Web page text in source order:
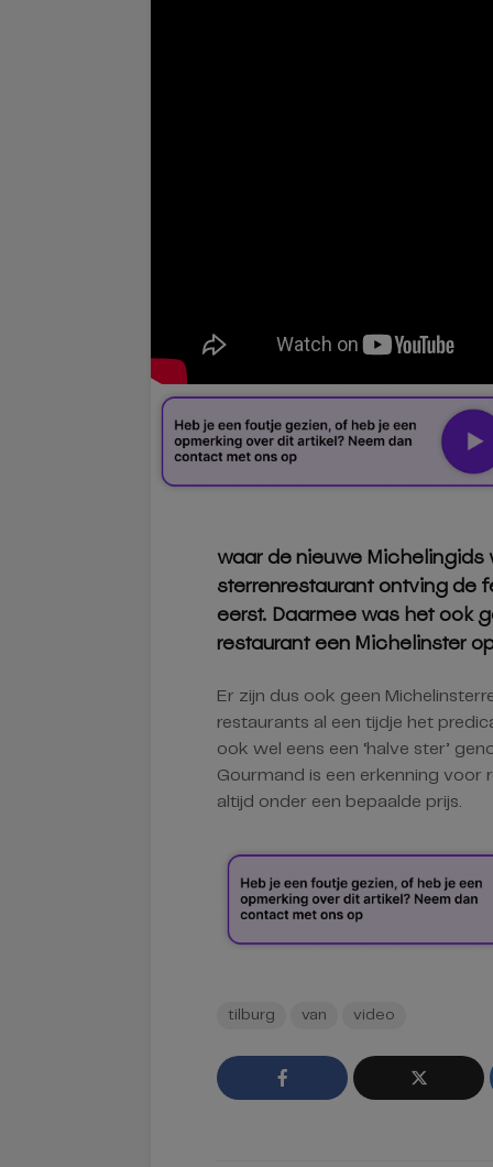
waar de nieuwe
sterrenrestaurant ontving de
eerst. Daarmee was het ook
restaurant een Michelinster
Er zijn dus ook geen
restaurants al een tijdje het
ook wel eens een ‘halve ster’
Gourmand is een erkenning voor
altijd onder een bepaalde prijs.
tilburg van video